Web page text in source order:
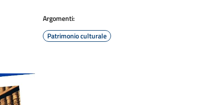
Argomenti:
Patrimonio culturale